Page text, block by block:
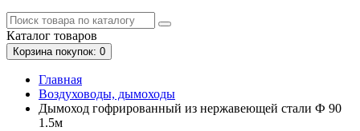
Каталог товаров
Корзинапокупок: 0
Главная
Воздуховоды, дымоходы
Дымоход гофрированный из нержавеющей стали Ф 90
1.5м